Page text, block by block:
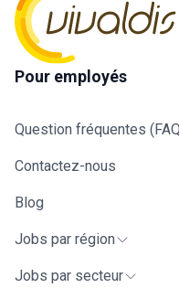
Pour employés
Question fréquentes
Contactez-nous
Blog
Jobs par région
Jobs par secteur